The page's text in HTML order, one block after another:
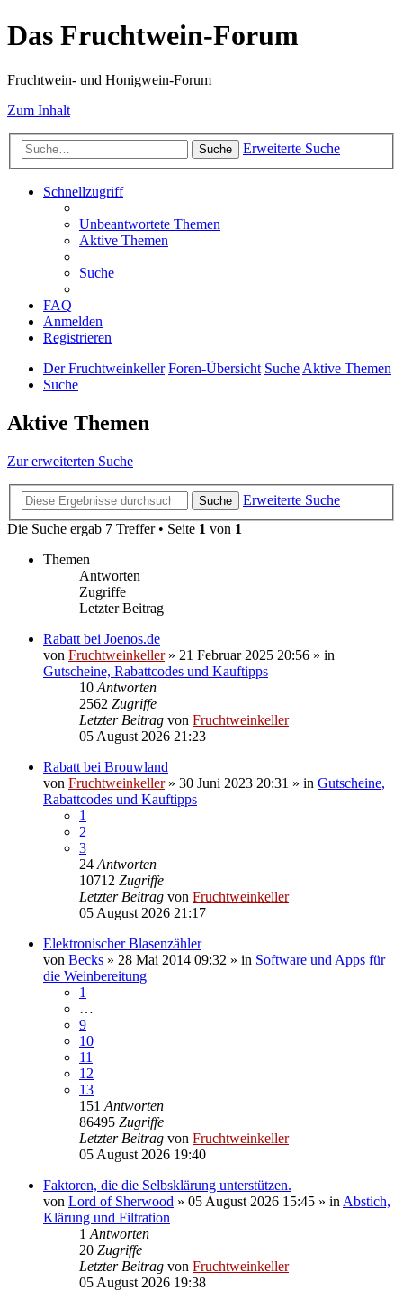
Das Fruchtwein-Forum
Fruchtwein- und Honigwein-Forum
Zum Inhalt
Suche Erweiterte Suche
Schnellzugriff
Unbeantwortete Themen
Aktive Themen
Suche
FAQ
Anmelden
Registrieren
Der Fruchtweinkeller Foren-Übersicht SucheAktive Themen
Suche
Aktive Themen
Zur erweiterten Suche
Suche
Erweiterte Suche
Die Suche ergab 7 Treffer • Seite 1 von 1
Themen
Antworten
Zugriffe
Letzter Beitrag
Rabatt bei Joenos.de
von Fruchtweinkeller» 21 Februar 2025 20:56 » in
Gutscheine, Rabattcodes und Kauftipps
10 Antworten
2562 Zugriffe
Letzter Beitrag von Fruchtweinkeller
05 August 2026 21:23
Rabatt bei Brouwland
von Fruchtweinkeller» 30 Juni 2023 20:31 » in Gutscheine,
Rabattcodes und Kauftipps
1
2
3
24 Antworten
10712 Zugriffe
Letzter Beitrag von Fruchtweinkeller
05 August 2026 21:17
Elektronischer Blasenzähler
von Becks » 28 Mai 2014 09:32 » in Software und Apps für
die Weinbereitung
1
…
9
10
11
12
13
151 Antworten
86495 Zugriffe
Letzter Beitrag von Fruchtweinkeller
05 August 2026 19:40
Faktoren, die die Selbsklärung unterstützen.
von Lord of Sherwood » 05 August 2026 15:45 » in Abstich,
Klärung und Filtration
1 Antworten
20 Zugriffe
Letzter Beitrag von Fruchtweinkeller
05 August 2026 19:38